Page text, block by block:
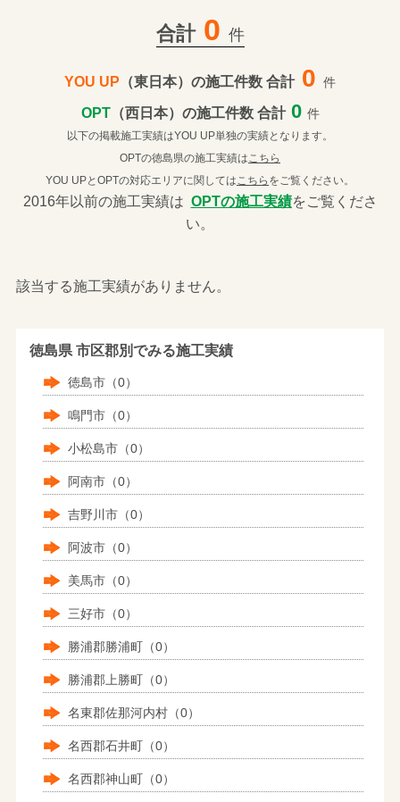
合計 0 件
YOU UP （東日本）の施工件数 合計 0 件
OPT（西日本）の施工件数 合計 0 件
以下の掲載施工実績はYOU UP単独の実績となります。
OPTの徳島県の施工実績はこちら
YOU UPとOPTの対応エリアに関してはこちら をご覧ください。
2016年以前の施工実績は OPTの施工実績をご覧くださ
い。
該当する施工実績がありません。
徳島県 市区郡別でみる施工実績
徳島市（0）
鳴門市（0）
小松島市（0）
阿南市（0）
吉野川市（0）
阿波市（0）
美馬市（0）
三好市（0）
勝浦郡勝浦町（0）
勝浦郡上勝町（0）
名東郡佐那河内村（0）
名西郡石井町（0）
名西郡神山町（0）